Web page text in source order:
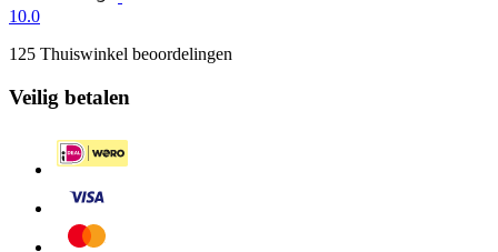
10.0
125 Thuiswinkel beoordelingen
Veilig betalen